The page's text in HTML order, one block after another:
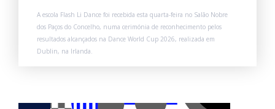
A escola Flash Li Dance foi recebida esta quarta-feira no Salão Nobre
dos Paços do Concelho, numa cerimónia de reconhecimento pelos
resultados alcançados na Dance World Cup 2026, realizada em
Dublin, na Irlanda.